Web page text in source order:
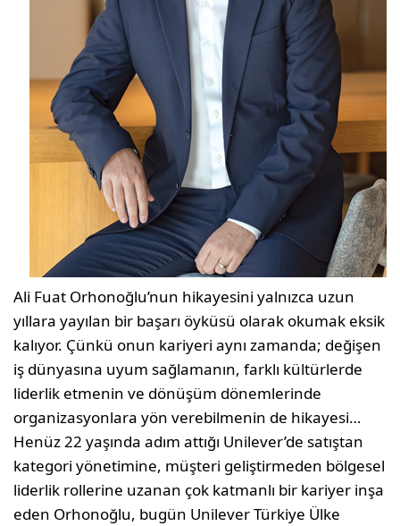
Ali Fuat Orhonoğlu’nun hikayesini yalnızca uzun
yıllara yayılan bir başarı öyküsü olarak okumak eksik
kalıyor. Çünkü onun kariyeri aynı zamanda; değişen
iş dünyasına uyum sağlamanın, farklı kültürlerde
liderlik etmenin ve dönüşüm dönemlerinde
organizasyonlara yön verebilmenin de hikayesi…
Henüz 22 yaşında adım attığı Unilever’de satıştan
kategori yönetimine, müşteri geliştirmeden bölgesel
liderlik rollerine uzanan çok katmanlı bir kariyer inşa
eden Orhonoğlu, bugün Unilever Türkiye Ülke